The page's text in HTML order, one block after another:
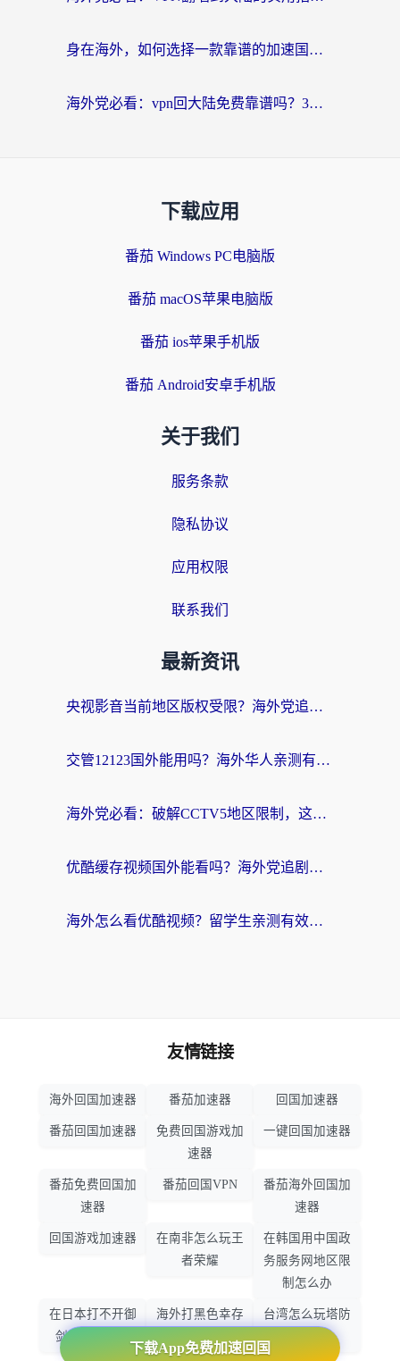
身在海外，如何选择一款靠谱的加速国内网络的加速器？
海外党必看：vpn回大陆免费靠谱吗？3步选对加速器实现无缝刷国内资源
下载应用
番茄 Windows PC电脑版
番茄 macOS苹果电脑版
番茄 ios苹果手机版
番茄 Android安卓手机版
关于我们
服务条款
隐私协议
应用权限
联系我们
最新资讯
央视影音当前地区版权受限？海外党追剧看片的终极解决方案来了
交管12123国外能用吗？海外华人亲测有效的回国加速器选择指南
海外党必看：破解CCTV5地区限制，这样看欧洲杯奥运直播才够爽！
优酷缓存视频国外能看吗？海外党追剧看片的终极解决方案来了
海外怎么看优酷视频？留学生亲测有效的回国加速器选择指南
下载App免费加速回国
友情链接
海外回国加速器 番茄加速器 回国加速器
番茄回国加速器
免费回国游戏加
速器
一键回国加速器
番茄免费回国加
速器
番茄回国VPN
番茄海外回国加
速器
回国游戏加速器
在南非怎么玩王
者荣耀
在韩国用中国政
务服务网地区限
制怎么办
在日本打不开御
剑情缘怎么办
海外打黑色幸存
者怎么不卡了
台湾怎么玩塔防